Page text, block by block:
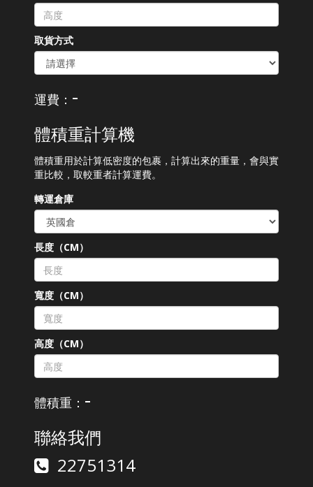
取貨方式
運費： -
體積重計算機
體積重用於計算低密度的包裹，計算出來的重量，會與實
重比較，取較重者計算運費。
轉運倉庫
長度（CM）
寬度（CM）
高度（CM）
體積重： -
聯絡我們
22751314